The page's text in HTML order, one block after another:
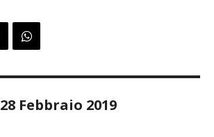
28 Febbraio 2019